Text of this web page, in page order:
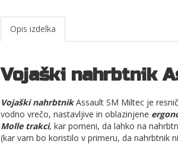
Opis izdelka
Vojaški nahrbtnik
Vojaški nahrbtnikAssault SM Miltec je
vodno vrečo, nastavljive in oblazinjene
Molle trakci, kar pomeni, da lahko na
(kar vam bo koristilo v primeru, da nahrbtnik